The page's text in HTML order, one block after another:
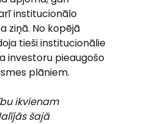
institucionālo
ziņā. No kopējā
tieši institucionālie
investoru pieaugošo
plāniem.
ikvienam
šajā